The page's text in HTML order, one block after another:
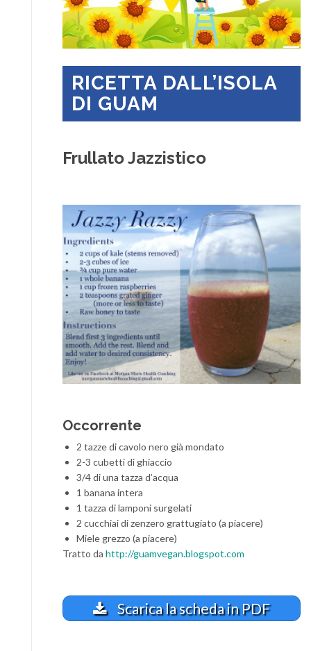
RICETTA DALL’ISOLA
DI GUAM
Frullato Jazzistico
Occorrente
2 tazze di cavolo nero già mondato
2-3 cubetti di ghiaccio
3/4 di una tazza d’acqua
1 banana intera
1 tazza di lamponi surgelati
2 cucchiai di zenzero grattugiato (a piacere)
Miele grezzo (a piacere)
Tratto da http://guamvegan.blogspot.com
Scarica la scheda in PDF